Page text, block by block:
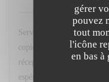
gérer
pouvez
tout
l'icône
en bas à
Service avenant et
copieux. Merci Léa pour
réception. Nous
espérant retrouver nos